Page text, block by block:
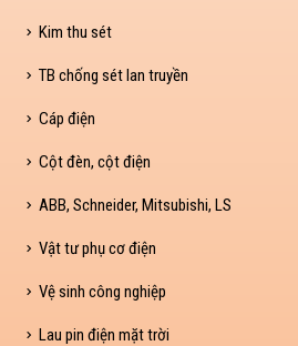
Kim thu sét
TB chống sét lan truyền
Cáp điện
Cột đèn, cột điện
ABB, Schneider, Mitsubishi, LS
Vật tư phụ cơ điện
Vệ sinh công nghiệp
Lau pin điện mặt trời